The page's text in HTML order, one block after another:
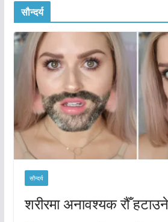
सौन्दर्य
सौन्दर्य
शरीरमा अनावश्यक रौँ